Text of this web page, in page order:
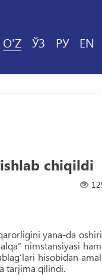
O'Z ЎЗ РУ EN
chiqildi
yana-da
nimstansiyasi
hisobidan
tarjima qilindi.